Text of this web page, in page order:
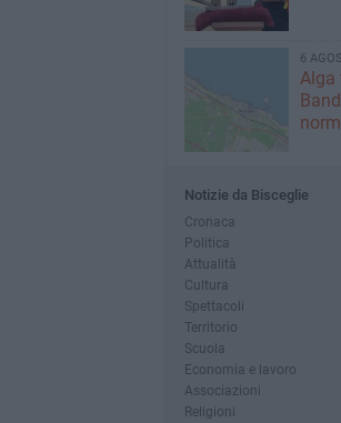
6
Alga
Notizie da Bisceglie
Cronaca
Politica
Attualità
Cultura
Spettacoli
Territorio
Scuola
Economia e lavoro
Associazioni
Religioni